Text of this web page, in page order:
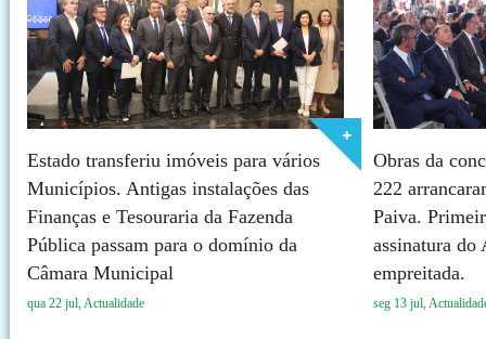
Estado transferiu imóveis para vários
Municípios. Antigas instalações das
Finanças e Tesouraria da Fazenda
Pública passam para o domínio da
Câmara Municipal
qua 22 jul, Actualidade
Obras da
222
Paiva.
assinatura do
empreitada.
seg 13 jul,